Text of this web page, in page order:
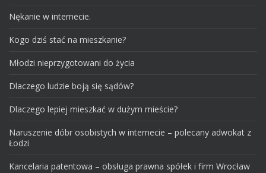
Nękanie w internecie.
Kogo dziś stać na mieszkanie?
Młodzi nieprzygotowani do życia
Dlaczego ludzie boją się sądów?
Dlaczego lepiej mieszkać w dużym mieście?
Naruszenie dóbr osobistych w internecie – polecany adwokat z
Łodzi
Kancelaria patentowa – obsługa prawna spółek i firm Wrocław